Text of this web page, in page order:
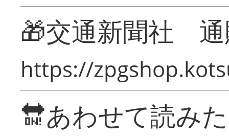
🎁交通新聞社
https://
🔛あわせて読み